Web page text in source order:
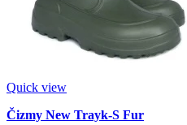
Quick view
Čizmy New Trayk-S Fur